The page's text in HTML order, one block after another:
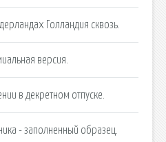
Голландия сквозь.
версия.
в декретном отпуске.
- заполненный образец.